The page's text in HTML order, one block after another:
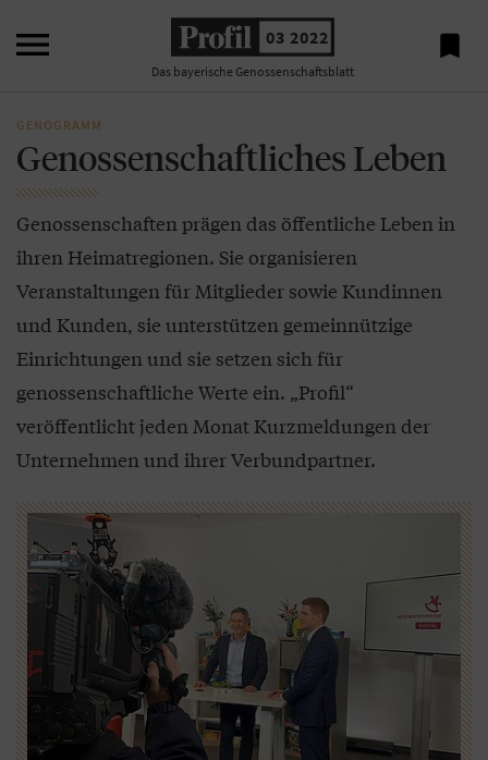
 03 2022
Das bayerische Genossenschaftsblatt

GENOGRAMM
Genossenschaftliches Leben
Genossenschaften prägen das öffentliche Leben in
ihren Heimatregionen. Sie organisieren
Veranstaltungen für Mitglieder sowie Kundinnen
und Kunden, sie unterstützen gemeinnützige
Einrichtungen und sie setzen sich für
genossenschaftliche Werte ein. „Profil“
veröffentlicht jeden Monat Kurzmeldungen der
Unternehmen und ihrer Verbundpartner.